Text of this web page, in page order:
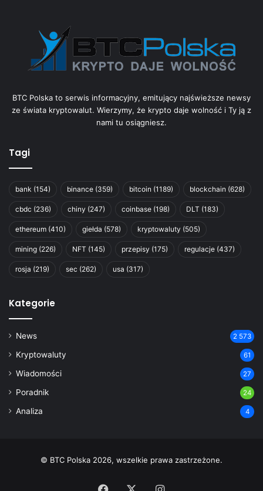
BTC Polska to serwis informacyjny, emitujący najświeższe newsy
ze świata kryptowalut. Wierzymy, że krypto daje wolność i Ty ją z
nami tu osiągniesz.
Tagi
bank (154) binance (359) bitcoin (1189) blockchain (628)
cbdc (236) chiny (247) coinbase (198) DLT (183)
ethereum (410) giełda (578) kryptowaluty (505)
mining (226) NFT (145) przepisy (175) regulacje (437)
rosja (219) sec (262) usa (317)
Kategorie
News 2 573
Kryptowaluty 61
Wiadomości 27
Poradnik 24
Analiza 4
© BTC Polska 2026, wszelkie prawa zastrzeżone.
Facebook Instagram